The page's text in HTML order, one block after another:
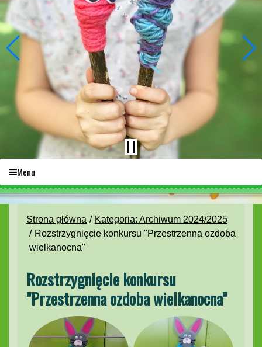
Menu
Strona główna
Kategoria: Archiwum 2024/2025
Rozstrzygnięcie konkursu "Przestrzenna ozdoba
wielkanocna"
Rozstrzygnięcie konkursu
"Przestrzenna ozdoba wielkanocna"